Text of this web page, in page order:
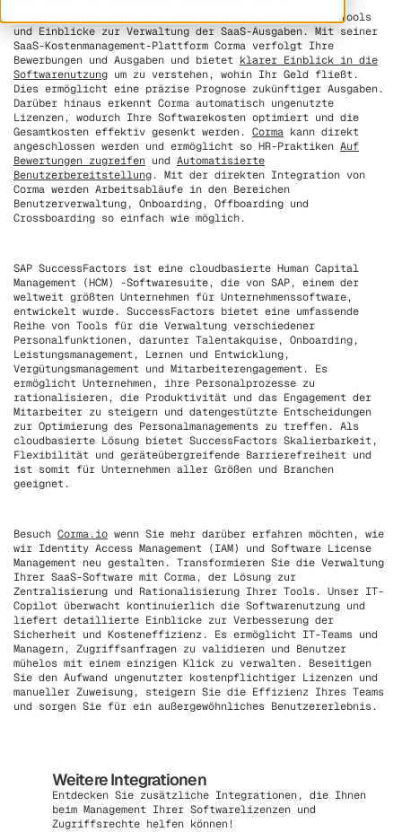
SuccessFactors durch die Bereitstellung umfassender Tools
und Einblicke zur Verwaltung der SaaS-Ausgaben. Mit seiner
SaaS-Kostenmanagement-Plattform Corma verfolgt Ihre
Bewerbungen und Ausgaben und bietet klarer Einblick in die
Softwarenutzung um zu verstehen, wohin Ihr Geld fließt.
Dies ermöglicht eine präzise Prognose zukünftiger Ausgaben.
Darüber hinaus erkennt Corma automatisch ungenutzte
Lizenzen, wodurch Ihre Softwarekosten optimiert und die
Gesamtkosten effektiv gesenkt werden. Corma kann direkt
angeschlossen werden und ermöglicht so HR-Praktiken Auf
Bewertungen zugreifen und Automatisierte
Benutzerbereitstellung. Mit der direkten Integration von
Corma werden Arbeitsabläufe in den Bereichen
Benutzerverwaltung, Onboarding, Offboarding und
Crossboarding so einfach wie möglich.
SAP SuccessFactors ist eine cloudbasierte Human Capital
Management (HCM) -Softwaresuite, die von SAP, einem der
weltweit größten Unternehmen für Unternehmenssoftware,
entwickelt wurde. SuccessFactors bietet eine umfassende
Reihe von Tools für die Verwaltung verschiedener
Personalfunktionen, darunter Talentakquise, Onboarding,
Leistungsmanagement, Lernen und Entwicklung,
Vergütungsmanagement und Mitarbeiterengagement. Es
ermöglicht Unternehmen, ihre Personalprozesse zu
rationalisieren, die Produktivität und das Engagement der
Mitarbeiter zu steigern und datengestützte Entscheidungen
zur Optimierung des Personalmanagements zu treffen. Als
cloudbasierte Lösung bietet SuccessFactors Skalierbarkeit,
Flexibilität und geräteübergreifende Barrierefreiheit und
ist somit für Unternehmen aller Größen und Branchen
geeignet.
Besuch Corma.io wenn Sie mehr darüber erfahren möchten, wie
wir Identity Access Management (IAM) und Software License
Management neu gestalten. Transformieren Sie die Verwaltung
Ihrer SaaS-Software mit Corma, der Lösung zur
Zentralisierung und Rationalisierung Ihrer Tools. Unser IT-
Copilot überwacht kontinuierlich die Softwarenutzung und
liefert detaillierte Einblicke zur Verbesserung der
Sicherheit und Kosteneffizienz. Es ermöglicht IT-Teams und
Managern, Zugriffsanfragen zu validieren und Benutzer
mühelos mit einem einzigen Klick zu verwalten. Beseitigen
Sie den Aufwand ungenutzter kostenpflichtiger Lizenzen und
manueller Zuweisung, steigern Sie die Effizienz Ihres Teams
und sorgen Sie für ein außergewöhnliches Benutzererlebnis.
Weitere Integrationen
Entdecken Sie zusätzliche Integrationen, die Ihnen
beim Management Ihrer Softwarelizenzen und
Zugriffsrechte helfen können!